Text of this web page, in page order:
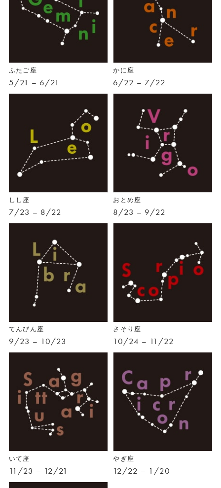
ふたご座
5/21 – 6/21
かに座
6/22 – 7/22
しし座
7/23 – 8/22
おとめ座
8/23 – 9/22
てんびん座
9/23 – 10/23
さそり座
10/24 – 11/22
いて座
11/23 – 12/21
やぎ座
12/22 – 1/20